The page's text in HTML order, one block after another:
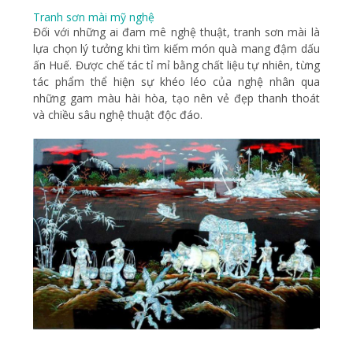
Tranh sơn mài mỹ nghệ
Đối với những ai đam mê nghệ thuật, tranh sơn mài là
lựa chọn lý tưởng khi tìm kiếm món quà mang đậm dấu
ấn Huế. Được chế tác tỉ mỉ bằng chất liệu tự nhiên, từng
tác phẩm thể hiện sự khéo léo của nghệ nhân qua
những gam màu hài hòa, tạo nên vẻ đẹp thanh thoát
và chiều sâu nghệ thuật độc đáo.